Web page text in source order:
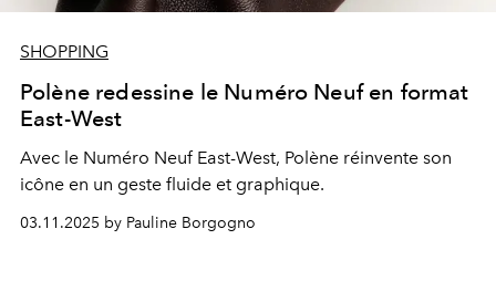
SHOPPING
Polène redessine le Numéro Neuf en format
East-West
Avec le Numéro Neuf East-West, Polène réinvente son
icône en un geste fluide et graphique.
03.11.2025 by Pauline Borgogno